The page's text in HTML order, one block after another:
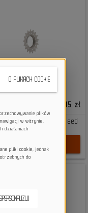
47,05 zł
Reverse Single Speed
Sprocket 16T
O PLIKACH COOKIE
plików
w witrynie,
działaniach
pliki cookie, jednak
do
SPERSONALIZUJ